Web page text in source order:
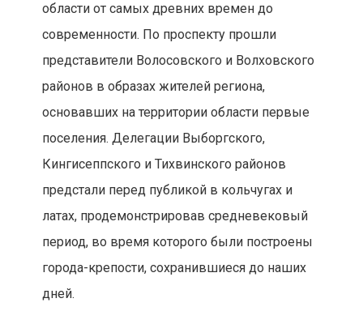
области от самых древних времен до
современности. По проспекту прошли
представители Волосовского и Волховского
районов в образах жителей региона,
основавших на территории области первые
поселения. Делегации Выборгского,
Кингисеппского и Тихвинского районов
предстали перед публикой в кольчугах и
латах, продемонстрировав средневековый
период, во время которого были построены
города-крепости, сохранившиеся до наших
дней.